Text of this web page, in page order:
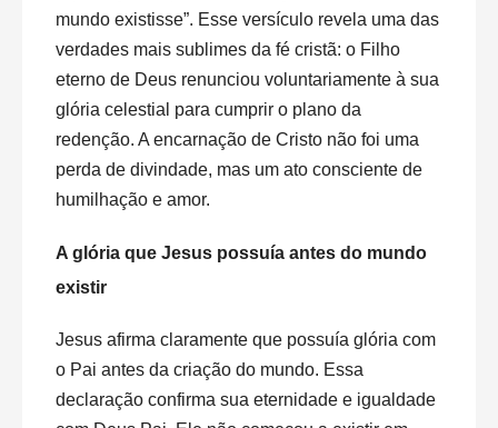
mundo existisse”. Esse versículo revela uma das
verdades mais sublimes da fé cristã: o Filho
eterno de Deus renunciou voluntariamente à sua
glória celestial para cumprir o plano da
redenção. A encarnação de Cristo não foi uma
perda de divindade, mas um ato consciente de
humilhação e amor.
A glória que Jesus possuía antes do mundo
existir
Jesus afirma claramente que possuía glória com
o Pai antes da criação do mundo. Essa
declaração confirma sua eternidade e igualdade